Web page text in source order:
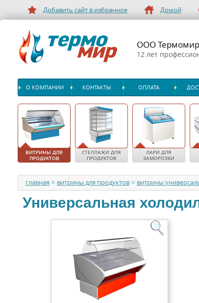
Добавить сайт в избранное Домой
ООО Термомир
12 лет
О КОМПАНИИ КОНТАКТЫ ОПЛАТА
ВИТРИНЫ ДЛЯ
ПРОДУКТОВ
СТЕЛЛАЖИ ДЛЯ
ПРОДУКТОВ
ЛАРИ ДЛЯ
ЗАМОРОЗКИ
главная > витрины для продуктов > витрины
Универсальная